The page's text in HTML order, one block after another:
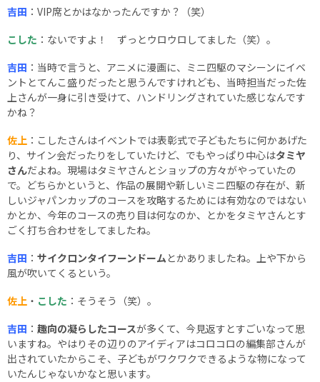
吉田 ：VIP席とかはなかったんですか？（笑）
こした ：ないですよ！ ずっとウロウロしてました（笑）。
吉田 ：当時で言うと、アニメに漫画に、ミニ四駆のマシーンにイベ
ントとてんこ盛りだったと思うんですけれども、当時担当だった佐
上さんが一身に引き受けて、ハンドリングされていた感じなんです
かね？
佐上 ：こしたさんはイベントでは表彰式で子どもたちに何かあげた
り、サイン会だったりをしていたけど、でもやっぱり中心はタミヤ
さんだよね。現場はタミヤさんとショップの方々がやっていたの
で。どちらかというと、作品の展開や新しいミニ四駆の存在が、新
しいジャパンカップのコースを攻略するためには有効なのではない
かとか、今年のコースの売り目は何なのか、とかをタミヤさんとす
ごく打ち合わせをしてましたね。
吉田 ： サイクロンタイフーンドームとかありましたね。上や下から
風が吹いてくるという。
佐上 ・ こした ：そうそう（笑）。
吉田 ： 趣向の凝らしたコースが多くて、今見返すとすごいなって思
いますね。やはりその辺りのアイディアはコロコロの編集部さんが
出されていたからこそ、子どもがワクワクできるような物になって
いたんじゃないかなと思います。